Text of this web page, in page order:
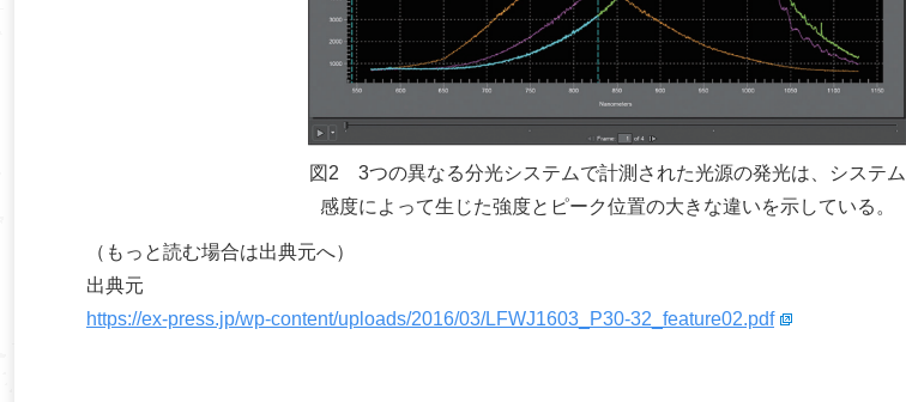
図2 3つの異なる分光システムで計測された光源の発光は、システム
感度によって生じた強度とピーク位置の大きな違いを示している。
（もっと読む場合は出典元へ）
出典元
https://ex-press.jp/wp-content/uploads/2016/03/LFWJ1603_P30-32_feature02.pdf